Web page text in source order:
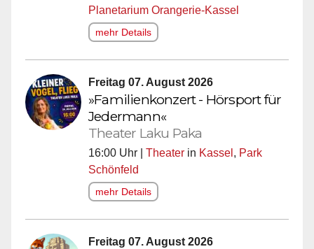
Planetarium Orangerie-Kassel
mehr Details
Freitag 07. August 2026
»Familienkonzert - Hörsport für
Jedermann«
Theater Laku Paka
16:00 Uhr | Theater in Kassel , Park
Schönfeld
mehr Details
Freitag 07. August 2026